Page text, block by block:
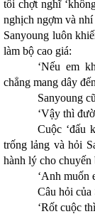
tôi chợt nghĩ
nghịch ngợm và nhí
Sanyoung luôn
làm bộ cao giá:
‘Nếu em
chẳng mang dây
Sanyoung
‘Vậy thì
Cuộc ‘đấu
trống lảng và hỏi
hành lý cho
‘Anh muốn
Câu hỏi của
‘Rốt cuộc